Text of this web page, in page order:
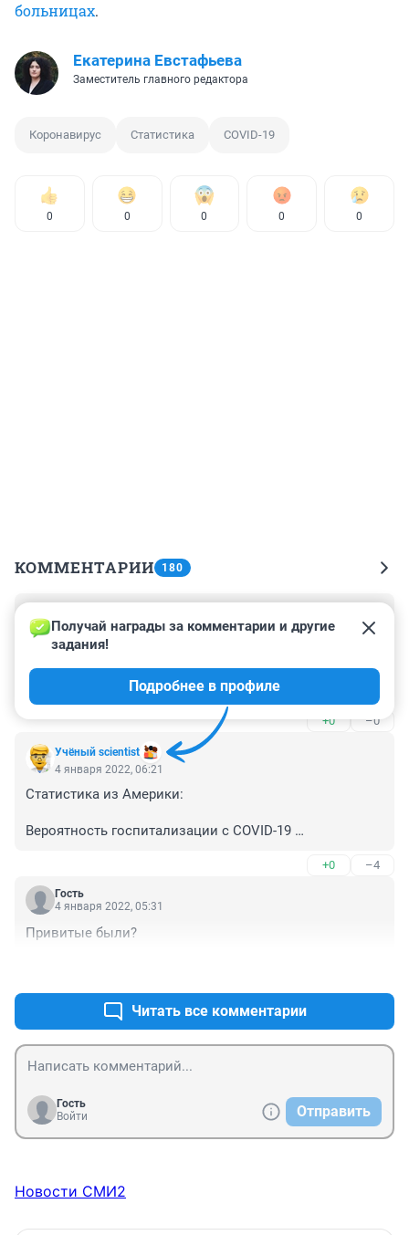
больницах.
Екатерина Евстафьева
Заместитель главного редактора
Коронавирус Статистика COVID-19
0 0 0 0 0
КОММЕНТАРИИ 180
4 января 2022, 12:51
Глобалисты,политика, геноцид и новый мировой
порядок, все просто. А болявка -просто ширма для
всего этого безобразия
+0 –0
Учёный scientist
Получай награды за комментарии и другие
задания!
Подробнее в профиле
4 января 2022, 06:21
Статистика из Америки:
Вероятность госпитализации с COVID-19
раз выше, чем у полностью вакцинированных детей в
возрасте 12-34 лет.
Вероятность госпитализации с COVID-19 у
выше, чем у полностью вакцинированных лиц той же
старше вероятность госпитализации с COVID-19 в 13
раз выше, чем у полностью вакцинированных лиц в
возрасте 65 лет и старше.
Всплески госпитализаций и смертей обычно
наблюдаются через несколько недель после резкого
+0 –4
Гость
4 января 2022, 05:31
Привитые были?
Читать все комментарии
Гость
Войти
Отправить
Новости СМИ2